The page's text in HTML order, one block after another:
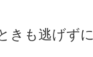
きも逃げず